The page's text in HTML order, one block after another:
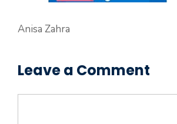
Anisa Zahra
Leave a Comment